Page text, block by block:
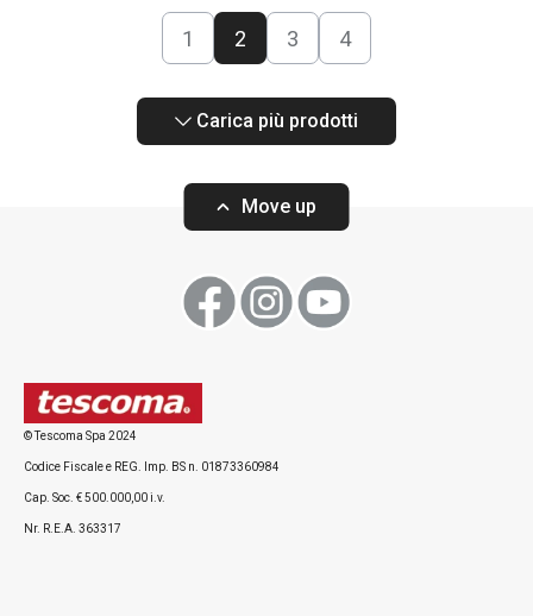
1 2 3 4
Carica più prodotti
Move up
© Tescoma Spa 2024
Codice Fiscale e REG. Imp. BS n. 01873360984
Cap. Soc. € 500.000,00 i.v.
Nr. R.E.A. 363317